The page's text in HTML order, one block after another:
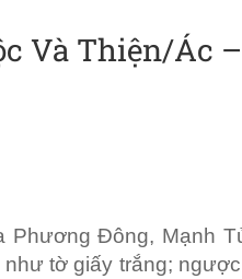
Và Thiện/Ác
Đông, Mạnh
tờ giấy trắng;